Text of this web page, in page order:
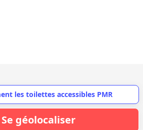
les toilettes accessibles PMR
Se géolocaliser